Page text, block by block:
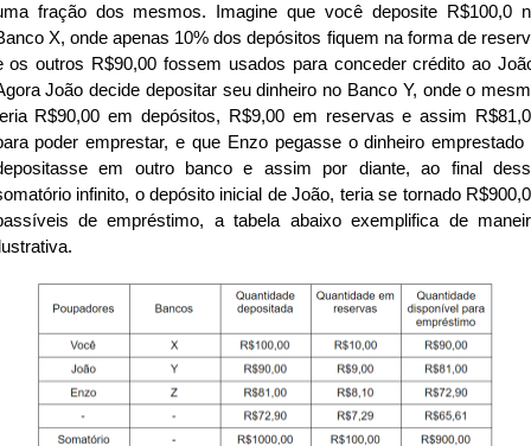
fração dos mesmos. Imagine que você deposite R$100,0
X, onde apenas 10% dos depósitos fiquem na forma de
os outros R$90,00 fossem usados para conceder crédito ao
João decide depositar seu dinheiro no Banco Y, onde o
R$90,00 em depósitos, R$9,00 em reservas e assim
poder emprestar, e que Enzo pegasse o dinheiro emprestado
em outro banco e assim por diante, ao final
infinito, o depósito inicial de João, teria se tornado
de empréstimo, a tabela abaixo exemplifica de